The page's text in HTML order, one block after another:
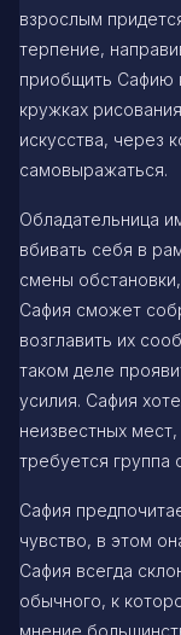
взрослым
терпение,
приобщить Сафию
кружках
искусства, через
самовыражаться.
Обладательница
вбивать себя в
смены
Сафия сможет
возглавить их
таком деле
усилия. Сафия
неизвестных
требуется группа
Сафия
чувство, в этом
Сафия всегда
обычного, к
мнение